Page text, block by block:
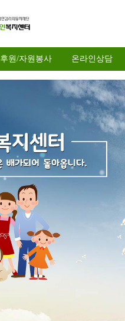
후원/자원봉사 온라인상담